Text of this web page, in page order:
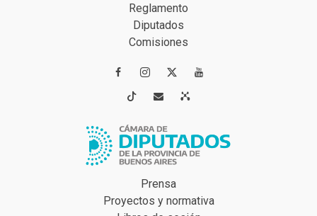
Reglamento
Diputados
Comisiones
 
 
Prensa
Proyectos y normativa